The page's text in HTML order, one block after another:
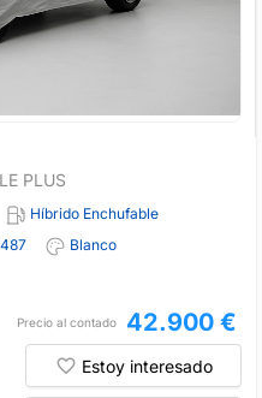
PLUS
Híbrido Enchufable
Blanco
Precio al contado 42.900 €
Estoy interesado